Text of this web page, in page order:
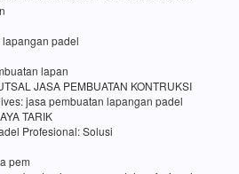
padel
lapan
JASA PEMBUATAN KONTRUKSI
jasa pembuatan lapangan padel
TARIK
Profesional: Solusi
pem